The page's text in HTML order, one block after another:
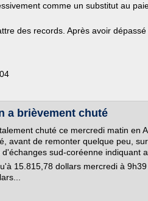
comme un substitut au
des records. Après avoir
a brièvement chuté
chuté ce mercredi matin en
avant de remonter quelque peu,
sud-coréenne indiquant
15.815,78 dollars mercredi à